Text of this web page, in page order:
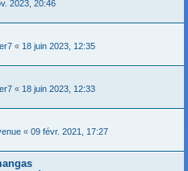
2023, 20:46
« 18 juin 2023, 12:35
« 18 juin 2023, 12:33
« 09 févr. 2021, 17:27